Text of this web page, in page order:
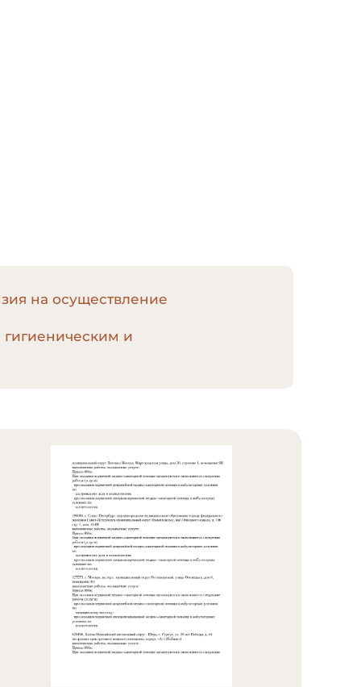
на осуществление
гигиеническим и